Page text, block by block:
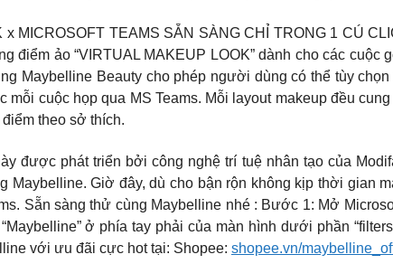
x MICROSOFT TEAMS SẴN SÀNG CHỈ TRONG 1 CÚ
điểm ảo “VIRTUAL MAKEUP LOOK” dành cho các
Maybelline Beauty cho phép người dùng có thể tùy
mỗi cuộc họp qua MS Teams. Mỗi layout makeup đều
theo sở thích.
được phát triển bởi công nghệ trí tuệ nhân tạo của
Maybelline. Giờ đây, dù cho bận rộn không kịp thời gian
Sẵn sàng thử cùng Maybelline nhé : Bước 1: Mở
ở phía tay phải của màn hình dưới phần
với ưu đãi cực hot tại: Shopee: shopee.vn/